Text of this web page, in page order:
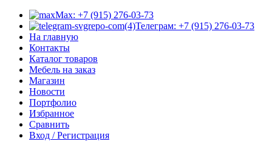
Max: +7 (915) 276-03-73
Телеграм: +7 (915) 276-03-73
На главную
Контакты
Каталог товаров
Мебель на заказ
Магазин
Новости
Портфолио
Избранное
Сравнить
Вход / Регистрация